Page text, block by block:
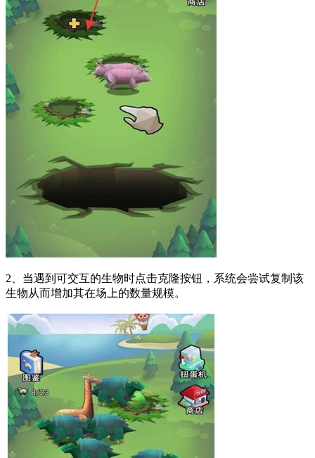
2、当遇到可交互的生物时点击克隆按钮，系统会尝试复制该
生物从而增加其在场上的数量规模。